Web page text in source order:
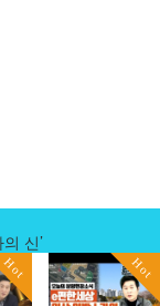
신’
Hot Hot